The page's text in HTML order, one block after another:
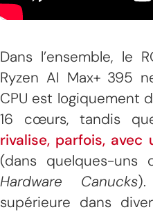
Dans l’ensemble, le
Ryzen AI Max+ 395
CPU est logiquement
16 cœurs, tandis
rivalise, parfois, avec
(dans quelques-
Hardware Canucks
supérieure dans